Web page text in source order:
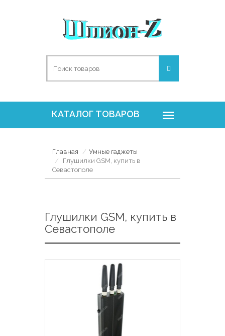
Главная
Умные гаджеты
Глушилки GSM, купить в
Севастополе
Глушилки GSM, купить в
Севастополе